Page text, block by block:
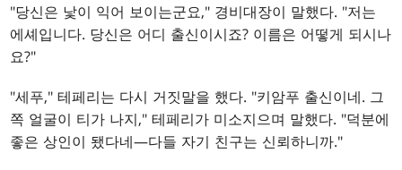
"당신은 낯이 익어 보이는군요," 경비대장이 말했다. "저는
에셰입니다. 당신은 어디 출신이시죠? 이름은 어떻게 되시나
요?"
"세푸," 테페리는 다시 거짓말을 했다. "키암푸 출신이네. 그
쪽 얼굴이 티가 나지," 테페리가 미소지으며 말했다. "덕분에
좋은 상인이 됐다네—다들 자기 친구는 신뢰하니까."